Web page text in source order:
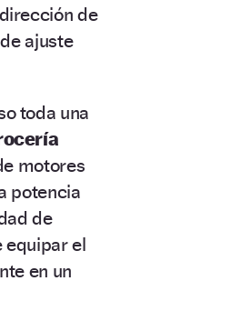
dirección de
ajuste
toda una
motores
potencia
de
equipar el
en un